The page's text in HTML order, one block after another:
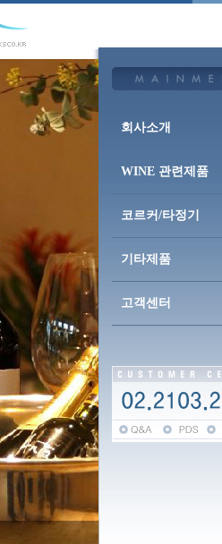
회사소개
WINE 관련제품
코르커/타정기
기타제품
고객센터